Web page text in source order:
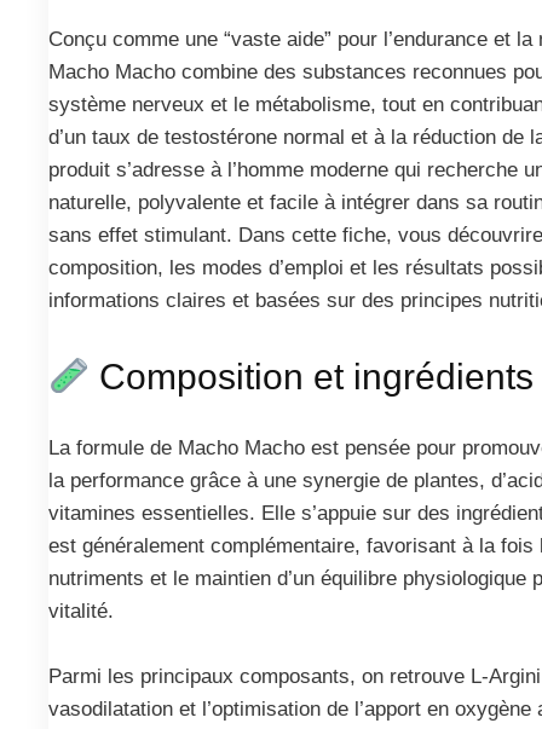
Conçu comme une “vaste aide” pour l’endurance et
Macho Macho combine des substances reconnues
système nerveux et le métabolisme, tout en
d’un taux de testostérone normal et à la réduction de
produit s’adresse à l’homme moderne qui recherche
naturelle, polyvalente et facile à intégrer dans sa
sans effet stimulant. Dans cette fiche, vous
composition, les modes d’emploi et les résultats
informations claires et basées sur des principes
Composition et ingrédients
La formule de Macho Macho est pensée pour
la performance grâce à une synergie de plantes,
vitamines essentielles. Elle s’appuie sur des
est généralement complémentaire, favorisant à la fois
nutriments et le maintien d’un équilibre physiologique
vitalité.
Parmi les principaux composants, on retrouve L-
vasodilatation et l’optimisation de l’apport en